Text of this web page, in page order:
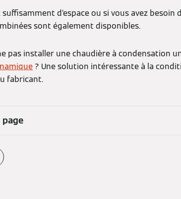
d’espace ou si vous avez besoin
sont également disponibles.
pas installer une chaudière à condensation
? Une solution intéressante à la
fabricant.